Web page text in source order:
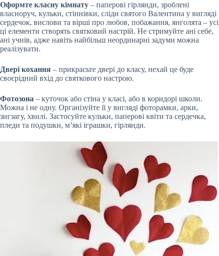
Оформте класну кімнату – паперові гірлянди, зроблені
власноруч, кульки, стіннівки, сліди святого Валентина у вигляді
сердечок, вислови та вірші про любов, побажання, янголята – усі
ці елементи створять святковий настрій. Не стримуйте ані себе,
ані учнів, адже навіть найбільш неординарні задуми можна
реалізувати.
Двері кохання – прикрасьте двері до класу, нехай це буде
своєрідний вхід до святкового настрою.
Фотозона – куточок або стіна у класі, або в коридорі школи.
Можна і не одну. Організуйте її у вигляді фоторамки, арки,
зигзагу, хвилі. Застосуйте кульки, паперові квіти та сердечка,
пледи та подушки, м’які іграшки, гірлянди.